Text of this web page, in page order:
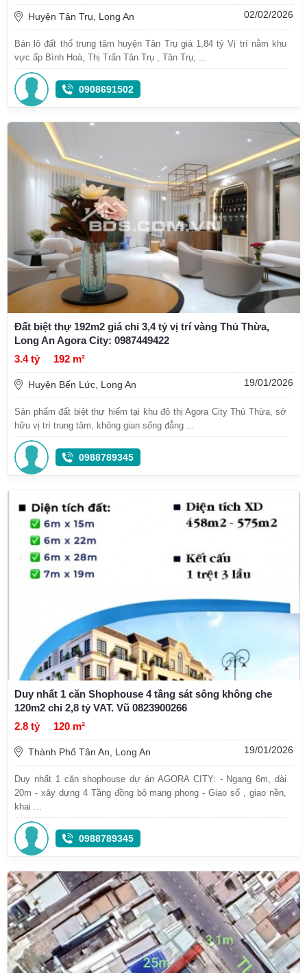
Huyện Tân Trụ, Long An 02/02/2026
Bán lô đất thổ trung tâm huyện Tân Trụ giá 1,84 tỷ Vị trí nằm khu
vực ấp Bình Hoà, Thị Trấn Tân Trụ , Tân Trụ, ...
0908691502
Đất biệt thự 192m2 giá chỉ 3,4 tỷ vị trí vàng Thủ Thừa,
Long An Agora City: 0987449422
3.4 tỷ
192 m²
Huyện Bến Lức, Long An 19/01/2026
Sản phẩm đất biệt thự hiếm tại khu đô thị Agora City Thủ Thừa, sở
hữu vị trí trung tâm, không gian sống đẳng ...
0988789345
Duy nhất 1 căn Shophouse 4 tầng sát sông không che
120m2 chỉ 2,8 tỷ VAT. Vũ 0823900266
2.8 tỷ
120 m²
Thành Phố Tân An, Long An 19/01/2026
Duy nhất 1 căn shophouse dự án AGORA CITY: - Ngang 6m, dài
20m - xây dựng 4 Tầng đồng bộ mang phong - Giao sổ , giao nền,
khai ...
0988789345